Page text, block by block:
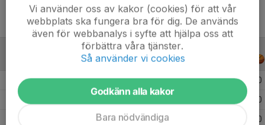
ALLA ÅR
Säsongen 24/25 1 0
Säsongen 23/24 19 0
0
Vi använder oss av kakor (cookies) för att vår
webbplats ska fungera bra för dig. De används
även för webbanalys i syfte att hjälpa oss att
förbättra våra tjänster.
Så använder vi cookies
Godkänn alla kakor
Bara nödvändiga